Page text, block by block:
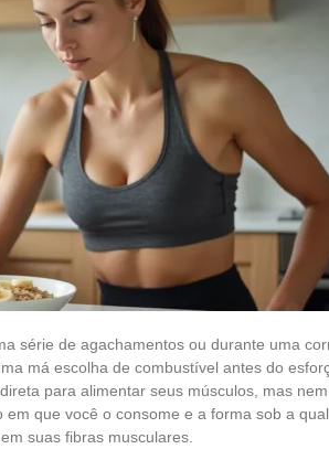
série de agachamentos ou durante uma
má escolha de combustível antes do
para alimentar seus músculos, mas
que você o consome e a forma sob a
suas fibras musculares.